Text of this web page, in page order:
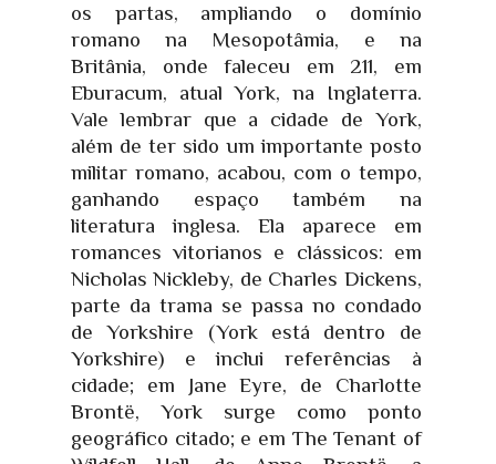
os partas, ampliando o domínio
romano na Mesopotâmia, e na
Britânia, onde faleceu em 211, em
Eburacum, atual York, na Inglaterra.
Vale lembrar que a cidade de York,
além de ter sido um importante posto
militar romano, acabou, com o tempo,
ganhando espaço também na
literatura inglesa. Ela aparece em
romances vitorianos e clássicos: em
Nicholas Nickleby, de Charles Dickens,
parte da trama se passa no condado
de Yorkshire (York está dentro de
Yorkshire) e inclui referências à
cidade; em Jane Eyre, de Charlotte
Brontë, York surge como ponto
geográfico citado; e em The Tenant of